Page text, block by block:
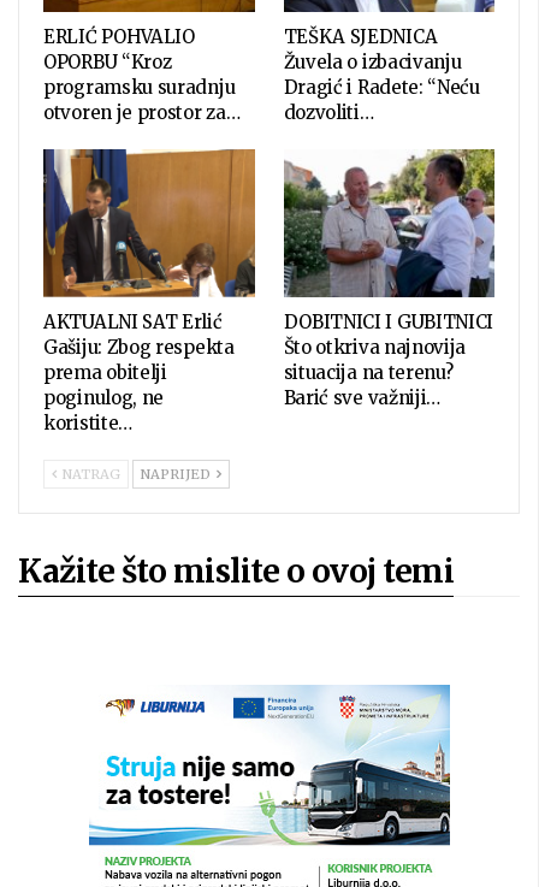
ERLIĆ POHVALIO
OPORBU “Kroz
programsku suradnju
otvoren je prostor za…
TEŠKA SJEDNICA
Žuvela o izbacivanju
Dragić i Radete: “Neću
dozvoliti…
AKTUALNI SAT Erlić
Gašiju: Zbog respekta
prema obitelji
poginulog, ne
koristite…
DOBITNICI I GUBITNICI
Što otkriva najnovija
situacija na terenu?
Barić sve važniji…
NATRAG NAPRIJED
Kažite što mislite o ovoj temi